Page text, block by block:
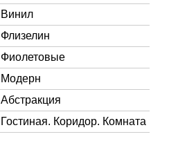
Винил
Флизелин
Фиолетовые
Модерн
Абстракция
Гостиная. Коридор. Комната